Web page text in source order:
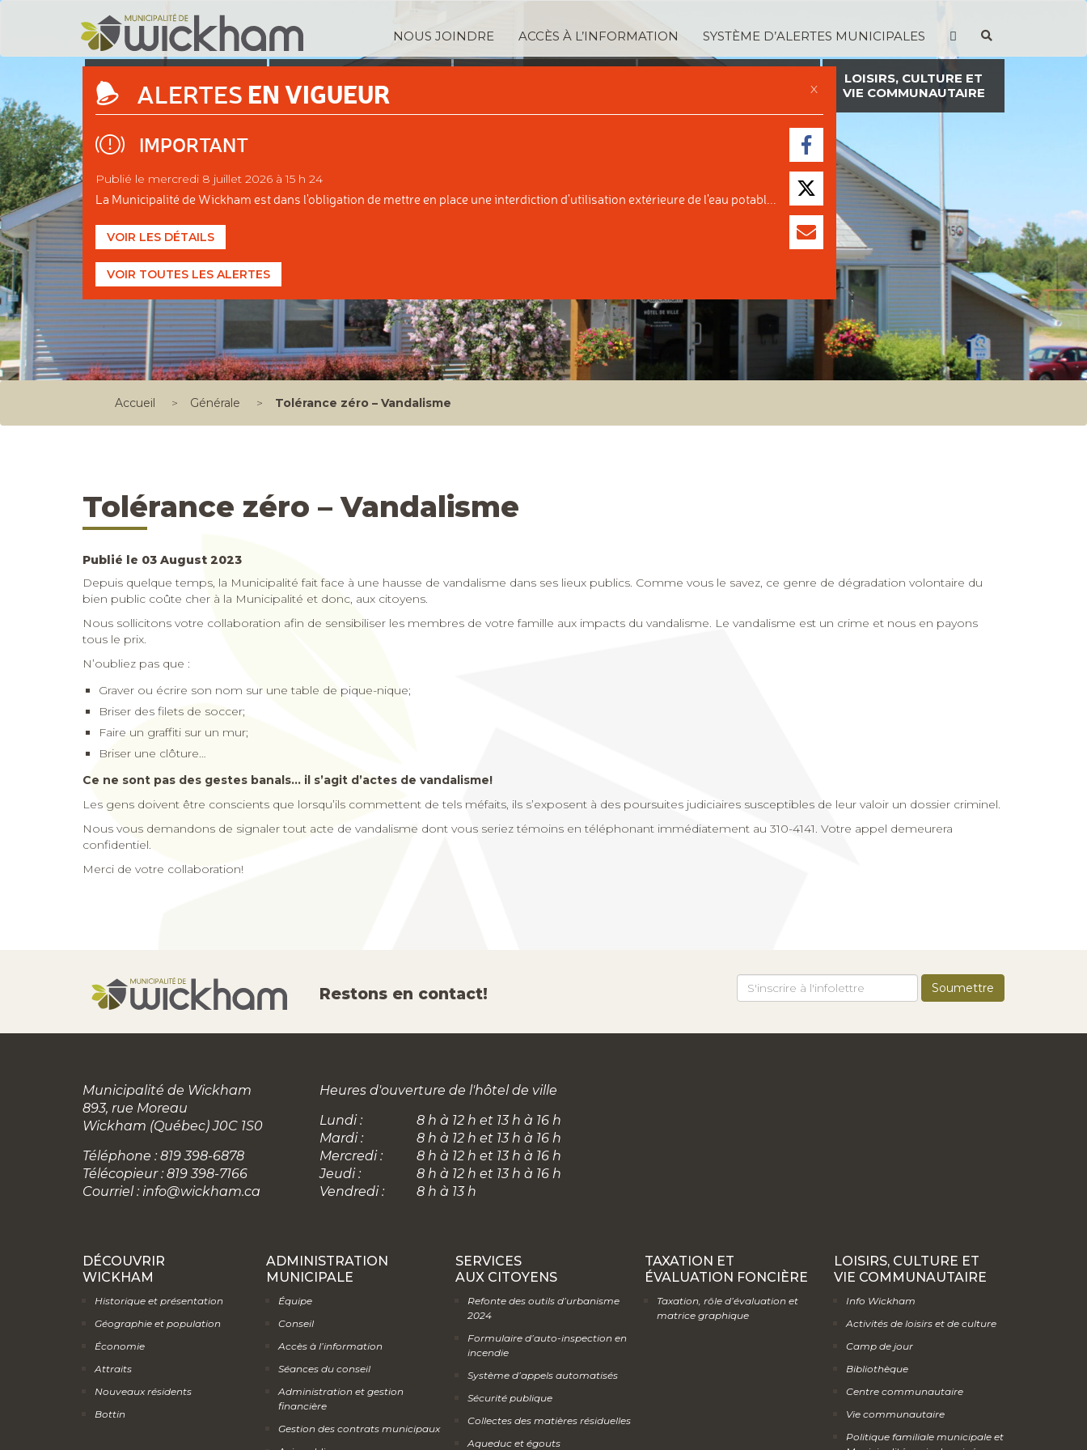
NOUS JOINDRE ACCÈS À L’INFORMATION SYSTÈME D’ALERTES MUNICIPALES
WICKHAM
MUNICIPALE
LOISIRS, CULTURE ET
VIE COMMUNAUTAIRE
X
ALERTES EN VIGUEUR
IMPORTANT
Publié le mercredi 8 juillet 2026 à 15 h 24
La Municipalité de Wickham est dans l'obligation de mettre en place une interdiction d'utilisation extérieure de l'eau potabl...
VOIR LES DÉTAILS
VOIR TOUTES LES ALERTES
Accueil > Générale > Tolérance zéro – Vandalisme
Tolérance zéro – Vandalisme
Publié le 03 August 2023
Depuis quelque temps, la Municipalité fait face à une hausse de vandalisme dans ses lieux publics. Comme vous le savez, ce genre de dégradation volontaire du
bien public coûte cher à la Municipalité et donc, aux citoyens.
Nous sollicitons votre collaboration afin de sensibiliser les membres de votre famille aux impacts du vandalisme. Le vandalisme est un crime et nous en payons
tous le prix.
N’oubliez pas que :
Graver ou écrire son nom sur une table de pique-nique;
Briser des filets de soccer;
Faire un graffiti sur un mur;
Briser une clôture…
Ce ne sont pas des gestes banals… il s’agit d’actes de vandalisme!
Les gens doivent être conscients que lorsqu’ils commettent de tels méfaits, ils s’exposent à des poursuites judiciaires susceptibles de leur valoir un dossier criminel.
Nous vous demandons de signaler tout acte de vandalisme dont vous seriez témoins en téléphonant immédiatement au 310-4141. Votre appel demeurera
confidentiel.
Merci de votre collaboration!
Restons en contact!
Municipalité de Wickham
893, rue Moreau
Wickham (Québec) J0C 1S0
Téléphone : 819 398-6878
Télécopieur : 819 398-7166
Courriel : info@wickham.ca
Heures d'ouverture de l'hôtel de ville
Lundi :
8 h à 12 h et 13 h à 16 h
Mardi :
8 h à 12 h et 13 h à 16 h
Mercredi :
8 h à 12 h et 13 h à 16 h
Jeudi :
8 h à 12 h et 13 h à 16 h
Vendredi :
8 h à 13 h
DÉCOUVRIR
WICKHAM
Historique et présentation
Géographie et population
Économie
Attraits
Nouveaux résidents
Bottin
ADMINISTRATION
MUNICIPALE
Équipe
Conseil
Accès à l’information
Séances du conseil
Administration et gestion
financière
Gestion des contrats municipaux
SERVICES
AUX CITOYENS
Refonte des outils d’urbanisme
2024
Formulaire d’auto-inspection en
incendie
Système d’appels automatisés
Sécurité publique
Collectes des matières résiduelles
Aqueduc et égouts
TAXATION ET
ÉVALUATION FONCIÈRE
Taxation, rôle d’évaluation et
matrice graphique
LOISIRS, CULTURE ET
VIE COMMUNAUTAIRE
Info Wickham
Activités de loisirs et de culture
Camp de jour
Bibliothèque
Centre communautaire
Vie communautaire
Politique familiale municipale et